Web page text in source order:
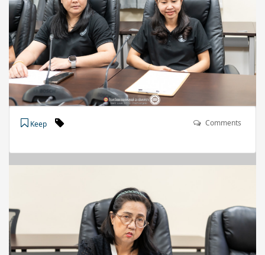
Keep Comments